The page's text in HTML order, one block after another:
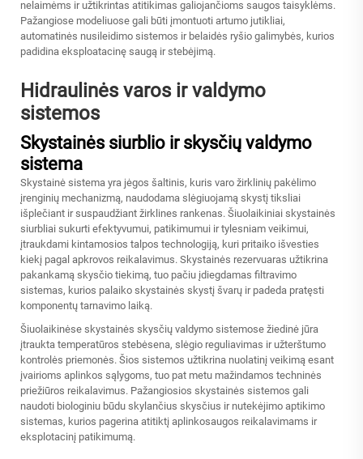
nelaimėms ir užtikrintas atitikimas galiojančioms saugos taisyklėms.
Pažangiose modeliuose gali būti įmontuoti artumo jutikliai,
automatinės nusileidimo sistemos ir belaidės ryšio galimybės, kurios
padidina eksploatacinę saugą ir stebėjimą.
Hidraulinės varos ir valdymo
sistemos
Skystainės siurblio ir skysčių valdymo
sistema
Skystainė sistema yra jėgos šaltinis, kuris varo žirklinių pakėlimo
įrenginių mechanizmą, naudodama slėgiuojamą skystį tiksliai
išplečiant ir suspaudžiant žirklines rankenas. Šiuolaikiniai skystainės
siurbliai sukurti efektyvumui, patikimumui ir tylesniam veikimui,
įtraukdami kintamosios talpos technologiją, kuri pritaiko išvesties
kiekį pagal apkrovos reikalavimus. Skystainės rezervuaras užtikrina
pakankamą skysčio tiekimą, tuo pačiu įdiegdamas filtravimo
sistemas, kurios palaiko skystainės skystį švarų ir padeda pratęsti
komponentų tarnavimo laiką.
Šiuolaikinėse skystainės skysčių valdymo sistemose žiedinė jūra
įtraukta temperatūros stebėsena, slėgio reguliavimas ir užterštumo
kontrolės priemonės. Šios sistemos užtikrina nuolatinį veikimą esant
įvairioms aplinkos sąlygoms, tuo pat metu mažindamos techninės
priežiūros reikalavimus. Pažangiosios skystainės sistemos gali
naudoti biologiniu būdu skylančius skysčius ir nutekėjimo aptikimo
sistemas, kurios pagerina atitiktį aplinkosaugos reikalavimams ir
eksplotacinį patikimumą.